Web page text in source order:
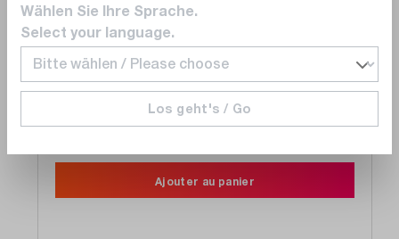
PMK
893-350-001
Trépied de mesure 3D MSA100, bras de
200mm, socle en acier, support HAL512
3 en stock. Prêt à être expédié en 1 jour ouvrable
Ajouter au panier
Wählen Sie Ihre Sprache.
Select your language.
Los geht's / Go